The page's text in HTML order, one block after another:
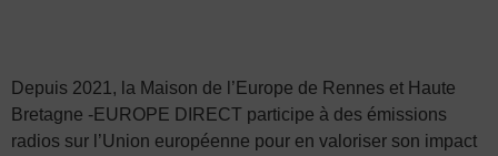
Depuis 2021, la Maison de l’Europe de Rennes et Haute
Bretagne -EUROPE DIRECT participe à des émissions
radios sur l’Union européenne pour en valoriser son impact